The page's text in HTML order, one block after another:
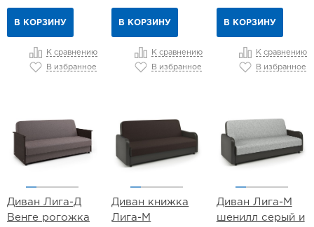
В КОРЗИНУ
К сравнению
В избранное
В КОРЗИНУ
К сравнению
В избранное
В КОРЗИНУ
К сравнению
В избранное
Диван Лига-Д
Венге рогожка
Диван книжка
Лига-М
Диван Лига-М
шенилл серый и